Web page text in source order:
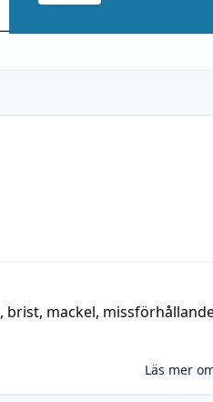
, brist, mackel,
Läs mer